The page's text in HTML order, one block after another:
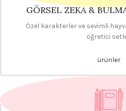
GÖRSEL ZEKA &
Özel karakterler ve sevimli
öğretici
ürünler